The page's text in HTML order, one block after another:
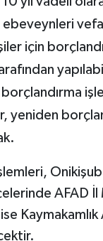
ebeveynleri
için
yeniden
AFAD
Kaymakamlık